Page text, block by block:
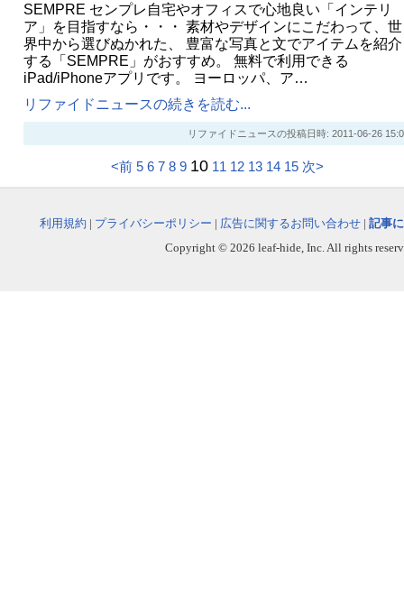
SEMPRE センプレ自宅やオフィスで心地良い「インテリ
ア」を目指すなら・・・ 素材やデザインにこだわって、世
界中から選びぬかれた、 豊富な写真と文でアイテムを紹介
する「SEMPRE」がおすすめ。 無料で利用できる
iPad/iPhoneアプリです。 ヨーロッパ、ア…
リファイドニュースの続きを読む...
リファイドニュースの投稿日時: 2011-06-26
<前 5 6 7 8 9 10 11 12 13 14 15 次>
利用規約 | プライバシーポリシー | 広告に関するお問い合わせ | 記事
Copyright © 2026 leaf-hide, Inc. All rights